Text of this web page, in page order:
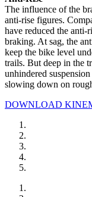
The influence of the
anti-rise figures.
have reduced the anti-
braking. At sag, the
keep the bike level
trails. But deep in the
unhindered
slowing down on
DOWNLOAD